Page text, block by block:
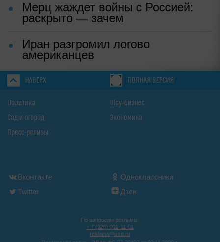
Мерц жаждет войны с Россией:
раскрыто — зачем
Иран разгромил логово
американцев
НАВЕРХ ПОЛНАЯ ВЕРСИЯ
Политика
Сад и огород
Пресс-релизы
Шоу-бизнес
Экономика
Вконтакте
Одноклассники
Twitter
Дзен
По вопросам рекламы:
+ 7 (926) 001-11-01
reklama@utro.ru